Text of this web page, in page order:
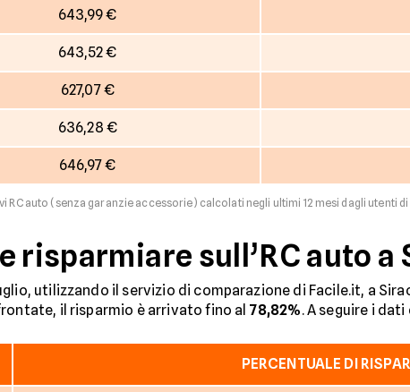
643,99 €
643,52 €
627,07 €
636,28 €
646,97 €
RC auto (senza garanzie accessorie) calcolati negli ultimi 12 mesi dagli utenti
risparmiare sull’RC auto a
utilizzando il servizio di comparazione di Facile.it, a
il risparmio è arrivato fino al 78,82%. A seguire i
PERCENTUALE DI